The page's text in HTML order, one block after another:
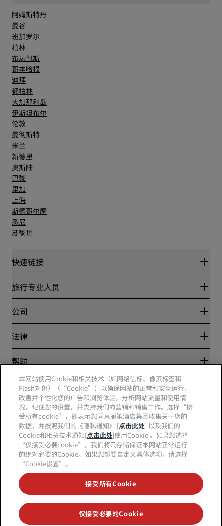
阿姆斯特丹
曼谷
班加罗尔
柏林
布达佩斯
哥本哈根
迪拜
都柏林
大加那利岛
伊斯坦布尔
伦敦
曼彻斯特
米兰
新德里
奥斯陆
巴黎
里加
上海
斯德哥尔摩
悉尼
苏黎世
快速链接
丽赏会
Blog
目的地
丽笙酒店集团APP
体育认证酒店
家庭友好型酒店
旅行专业人员
合作伙伴
公司
丽笙酒店集团
工作机会 RHG
工作机会 PPHE
工作机会 EHL
The Club by RHG
发展机会
责任经营
采购
法律
隐私中心
丽赏会条款和条件
网站使用协议
数字无障碍
现代奴隶制声明
帮助
消费者警示
联系方式
常见问题
网站地图
社交媒体
丽笙酒店集团品牌
不再错失我们最受欢迎的酒店优惠
本网站使用Cookie和相关技术（如网络信标、像素标签和
Flash对象）（“Cookie”）以确保网站的正常和安全运行，
改善并个性化您的广告和浏览体验，分析网站流量和使用情
况，记住您的设置，并支持我们的营销和销售工作。选择“接
受所有cookie”，即表示您同意丽笙酒店集团收集关于您的
数据，并按照我们的《隐私通知》 [点击此处] 以及我们的
Cookie和相关技术通知[点击此处]使用Cookie 。如果您选择
“仅接受必要cookie”，我们将只存储保证本网站正常运行
的绝对必要的Cookie。如果您想要自定义具体选项，请选择
“Cookie设置”。
接受所有Cookie
仅接受必要的Cookie